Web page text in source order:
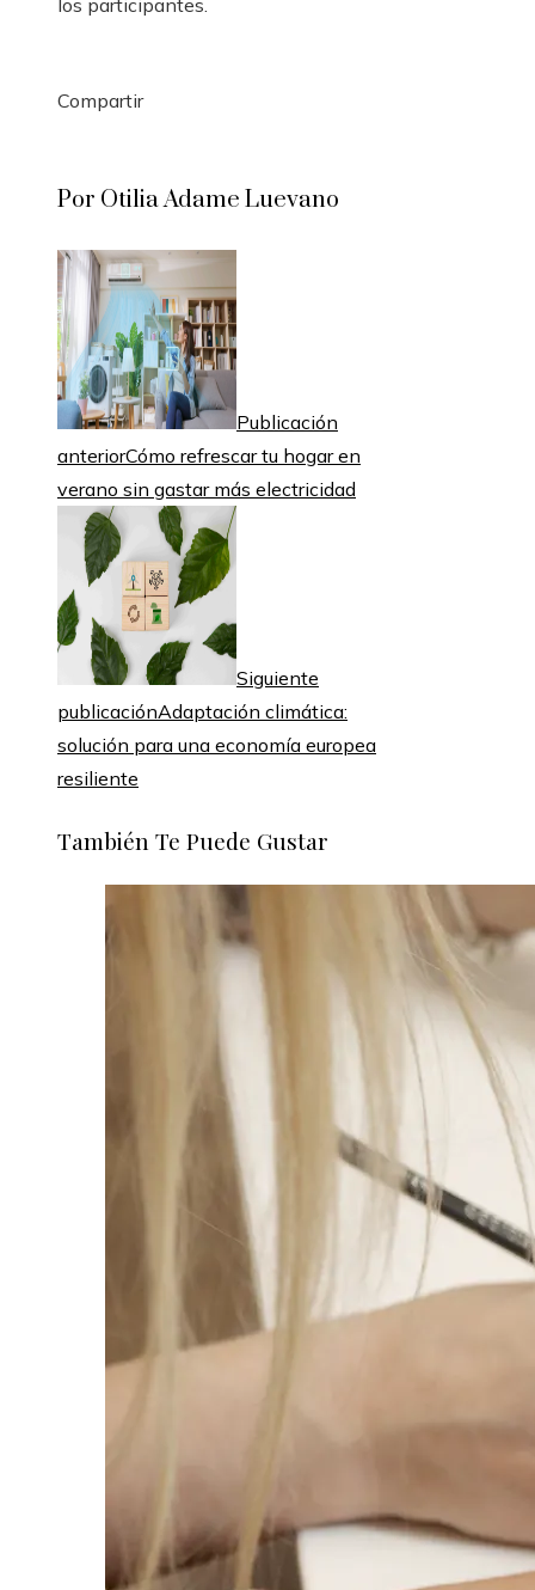
los participantes.
Compartir
Por Otilia Adame Luevano
Publicación
anteriorCómo refrescar tu hogar en
verano sin gastar más electricidad
Siguiente
publicaciónAdaptación climática:
solución para una economía europea
resiliente
También Te Puede Gustar